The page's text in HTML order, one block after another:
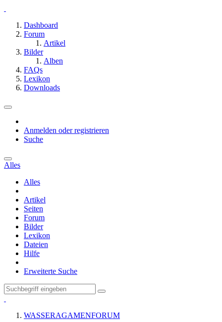
Dashboard
Forum
Artikel
Bilder
Alben
FAQs
Lexikon
Downloads
Anmelden oder registrieren
Suche
Alles
Alles
Artikel
Seiten
Forum
Bilder
Lexikon
Dateien
Hilfe
Erweiterte Suche
WASSERAGAMENFORUM